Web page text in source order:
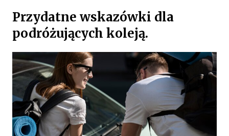
Przydatne wskazówki dla
podróżujących koleją.